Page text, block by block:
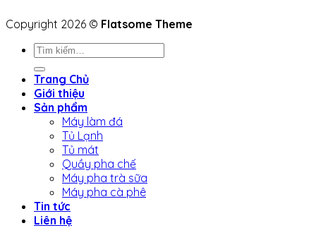
Copyright 2026 © Flatsome Theme
Tìm
kiếm:
Trang Chủ
Giới thiệu
Sản phẩm
Máy làm đá
Tủ Lạnh
Tủ mát
Quầy pha chế
Máy pha trà sữa
Máy pha cà phê
Tin tức
Liên hệ